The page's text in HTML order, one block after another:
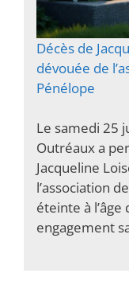
Décès de
dévouée de
Pénélope
Le samedi 25
Outréaux a
Jacqueline
l’association
éteinte à
engagement